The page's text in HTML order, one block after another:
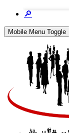
🔎
Mobile Menu Toggle